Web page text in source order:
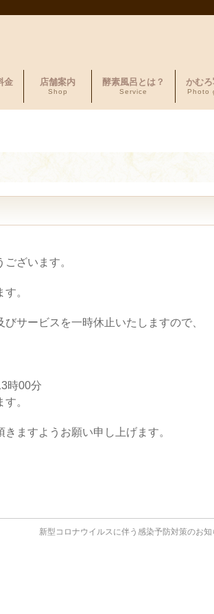
金 店舗案内
Shop
酵素風呂とは？
Service
かむ
Photo
ざいます。
。
サービスを一時休止いたしますので、
時00分
。
ますようお願い申し上げます。
新型コロナウイルスに伴う感染予防対策のお